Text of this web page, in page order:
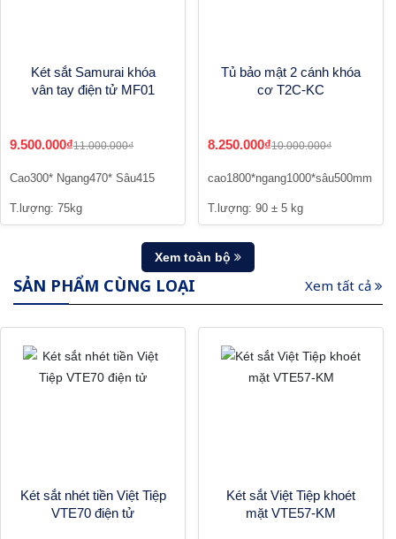
Két sắt Samurai khóa
vân tay điện tử MF01
9.500.000₫11.000.000₫
Cao300* Ngang470* Sâu415
T.lượng: 75kg
Tủ bảo mật 2 cánh khóa
cơ T2C-KC
8.250.000₫10.000.000₫
cao1800*ngang1000*sâu500mm
T.lượng: 90 ± 5 kg
Xem toàn bộ
SẢN PHẨM CÙNG LOẠI Xem tất cả
Két sắt nhét tiền Việt Tiệp
VTE70 điện tử
Két sắt Việt Tiệp khoét
mặt VTE57-KM